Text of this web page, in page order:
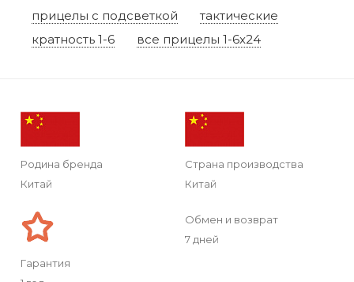
прицелы с подсветкой
тактические
кратность 1-6
все прицелы 1-6x24
Родина бренда
Китай
Страна производства
Китай
Гарантия
Обмен и возврат
7 дней